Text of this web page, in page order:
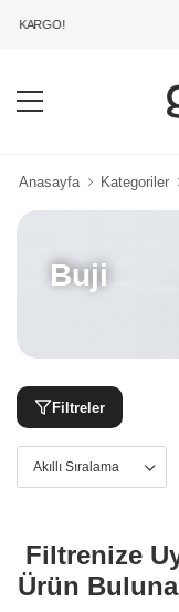
KARGO!
Anasayfa Kategoriler
Buji
Filtreler